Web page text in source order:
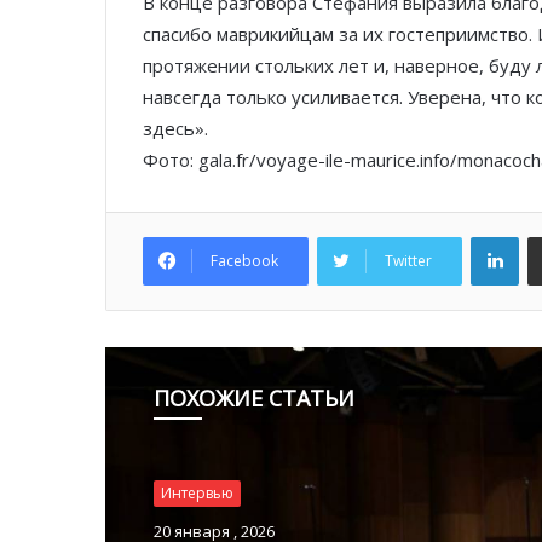
спасибо маврикийцам за их
протяжении стольких лет и, наверное,
навсегда только усиливается. Уверена,
здесь».
Фото: gala.fr/voyage-ile-maurice.info/
Facebook Twitter
ПОХОЖИЕ СТАТЬИ
Интервью
26 июля , 2025